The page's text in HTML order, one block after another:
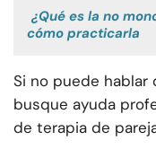
¿Qué es la no
cómo practicarla
Si no puede hablar
busque ayuda
de terapia de